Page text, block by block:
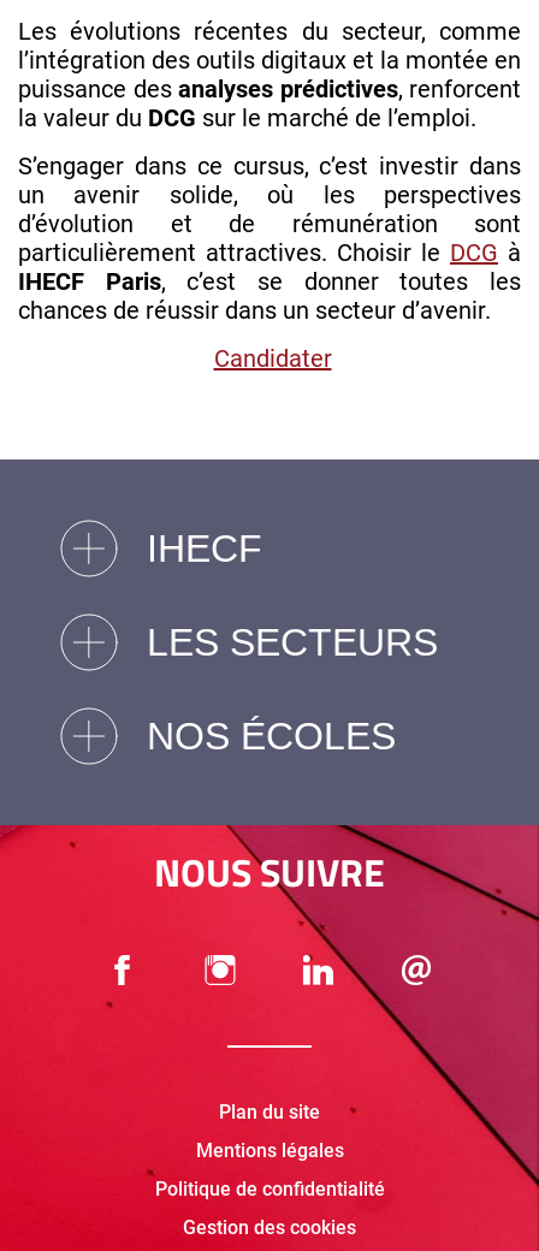
Les évolutions récentes du secteur, comme
l’intégration des outils digitaux et la montée en
puissance des analyses prédictives, renforcent
la valeur du DCG sur le marché de l’emploi.
S’engager dans ce cursus, c’est investir dans
un avenir solide, où les perspectives
d’évolution et de rémunération sont
particulièrement attractives. Choisir le DCG à
IHECF Paris, c’est se donner toutes les
chances de réussir dans un secteur d’avenir.
Candidater
IHECF
LES SECTEURS
NOS ÉCOLES
NOUS SUIVRE
Plan du site
Mentions légales
Politique de confidentialité
Gestion des cookies